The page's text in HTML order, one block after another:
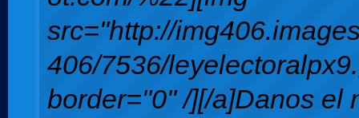
src="http://
406/7536/
border="0" /][/a]Danos el